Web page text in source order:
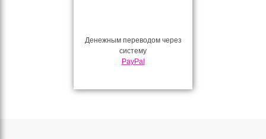
Денежным переводом через
систему
PayPal